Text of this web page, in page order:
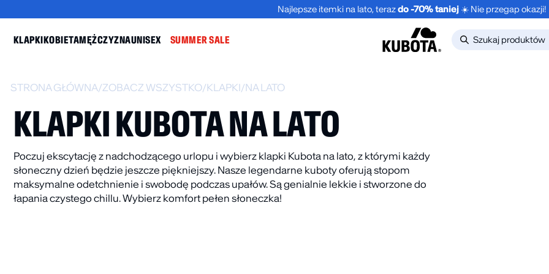
Najlepsze itemki na lato, terazdo -70% taniej ☀️ Nie przegap okazji!
KLAPKIKOBIETAMĘŻCZYZNAUNISEX SUMMER SALE
BESTSELLER DO -30%
KLAPKI PLAIN
BESTSELLER -30%
KLAPKI BASIC
NOWOŚĆ
STRONA GŁÓWNA/ZOBACZ WSZYSTKO/KLAPKI/NA LATO
KLAPKI KUBOTA NA LATO
Poczuj ekscytację z nadchodzącego urlopu i wybierz klapki Kubota na lato, z którymi każdy
słoneczny dzień będzie jeszcze piękniejszy. Nasze legendarne kuboty oferują stopom
maksymalne odetchnienie i swobodę podczas upałów. Są genialnie lekkie i stworzone do
łapania czystego chillu. Wybierz komfort pełen słoneczka!